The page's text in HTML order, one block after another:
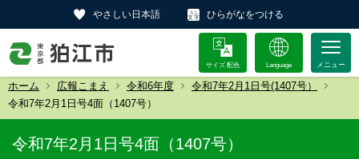
やさしい日本語 ひらがなをつける
サイズ 配色 Language
ホーム 広報こまえ 令和6年度
令和7年2月1日号(1407号）
令和7年2月1日号4面（1407号）
令和7年2月1日号4面（1407号）